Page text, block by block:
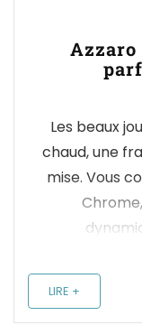
Azzaro
Les beaux
chaud, une
mise. Vous
excellente
LIRE +